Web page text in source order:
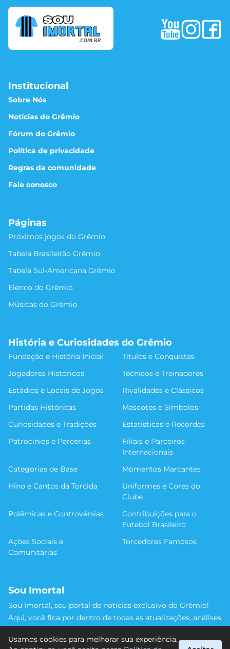
Institucional
Sobre Nós
Notícias do Grêmio
Fórum do Grêmio
Política de privacidade
Regras da comunidade
Fale conosco
Páginas
Próximos jogos do Grêmio
Tabela Brasileirão Grêmio
Tabela Sul-Americana Grêmio
Elenco do Grêmio
Músicas do Grêmio
História e Curiosidades do Grêmio
Fundação e História Inicial
Títulos e Conquistas
Jogadores Históricos
Técnicos e Treinadores
Estádios e Locais de Jogos
Rivalidades e Clássicos
Partidas Históricas
Mascotes e Símbolos
Curiosidades e Tradições
Estatísticas e Recordes
Patrocínios e Parcerias
Filiais e Parceiros
Internacionais
Categorias de Base
Momentos Marcantes
Hino e Cantos da Torcida
Uniformes e Cores do
Clube
Polêmicas e Controvérsias
Contribuições para o
Futebol Brasileiro
Ações Sociais e
Comunitárias
Torcedores Famosos
Sou Imortal
Sou Imortal, seu portal de notícias exclusivo do Grêmio!
Aqui, você fica por dentro de todas as atualizações, análises
detalhe da trajetória do nosso time rumo às vitórias!
Usamos cookies para melhorar sua experiência.